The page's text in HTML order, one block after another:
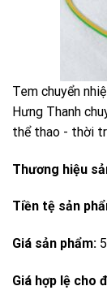
Tem chuyển
Hưng Thanh
thể thao - thời
Thương hiệu
Tiền tệ sản
Giá sản phẩm:
Giá hợp lệ cho